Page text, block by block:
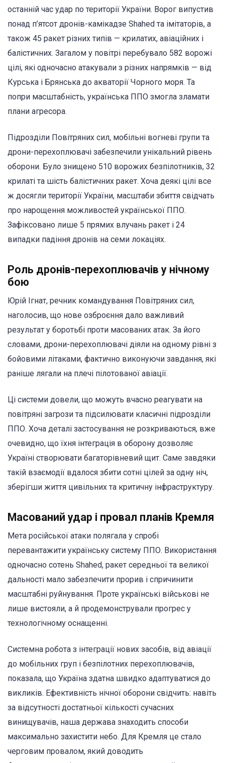
останній час удар по території України. Ворог випустив
понад п’ятсот дронів-камікадзе Shahed та імітаторів, а
також 45 ракет різних типів — крилатих, авіаційних і
балістичних. Загалом у повітрі перебувало 582 ворожі
цілі, які одночасно атакували з різних напрямків — від
Курська і Брянська до акваторії Чорного моря. Та
попри масштабність, українська ППО змогла зламати
плани агресора.
Підрозділи Повітряних сил, мобільні вогневі групи та
дрони-перехоплювачі забезпечили унікальний рівень
оборони. Було знищено 510 ворожих безпілотників, 32
крилаті та шість балістичних ракет. Хоча деякі цілі все
ж досягли території України, масштаби збиття свідчать
про нарощення можливостей української ППО.
Зафіксовано лише 5 прямих влучань ракет і 24
випадки падіння дронів на семи локаціях.
Роль дронів-перехоплювачів у нічному
бою
Юрій Ігнат, речник командування Повітряних сил,
наголосив, що нове озброєння дало важливий
результат у боротьбі проти масованих атак. За його
словами, дрони-перехоплювачі діяли на одному рівні з
бойовими літаками, фактично виконуючи завдання, які
раніше лягали на плечі пілотованої авіації.
Ці системи довели, що можуть вчасно реагувати на
повітряні загрози та підсилювати класичні підрозділи
ППО. Хоча деталі застосування не розкриваються, вже
очевидно, що їхня інтеграція в оборону дозволяє
Україні створювати багаторівневий щит. Саме завдяки
такій взаємодії вдалося збити сотні цілей за одну ніч,
зберігши життя цивільних та критичну інфраструктуру.
Масований удар і провал планів Кремля
Мета російської атаки полягала у спробі
перевантажити українську систему ППО. Використання
одночасно сотень Shahed, ракет середньої та великої
дальності мало забезпечити прорив і спричинити
масштабні руйнування. Проте українські військові не
лише вистояли, а й продемонстрували прогрес у
технологічному оснащенні.
Системна робота з інтеграції нових засобів, від авіації
до мобільних груп і безпілотних перехоплювачів,
показала, що Україна здатна швидко адаптуватися до
викликів. Ефективність нічної оборони свідчить: навіть
за відсутності достатньої кількості сучасних
винищувачів, наша держава знаходить способи
максимально захистити небо. Для Кремля це стало
черговим провалом, який доводить